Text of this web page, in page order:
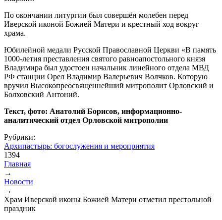
По окончании литургии был совершён молебен перед
Иверской иконой Божией Матери и крестный ход вокруг
храма.
Юбилейной медали Русской Православной Церкви «В память
1000-летия преставления святого равноапостольного князя
Владимира был удостоен начальник линейного отдела МВД
РФ станции Орел Владимир Валерьевич Волчков. Которую
вручил Высокопреосвященнейший митрополит Орловский и
Болховский Антоний.
Текст, фото: Анатолий Борисов, информационно-
аналитический отдел Орловской митрополии
Рубрики:
Архипастырь: богослужения и мероприятия
1394
Вы здесь
Главная
→
Новости
→
Храм Иверской иконы Божией Матери отметил престольной
праздник